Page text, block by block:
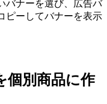
バナーを選び、広告バ
ピーしてバナーを表示
個別商品に作